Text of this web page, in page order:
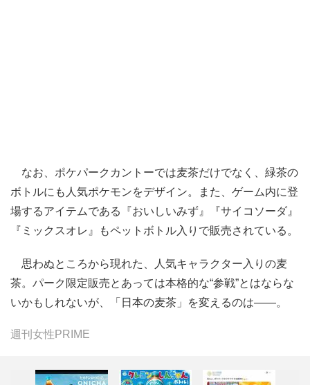
なお、ポケパークカントーでは麦茶だけでなく、緑茶の
ボトルにも人気ポケモンをデザイン。また、ゲーム内に登
場するアイテムである『おいしいみず』『サイコソーダ』
『ミックスオレ』もペットボトル入りで販売されている。
思わぬところから現れた、人気キャラクター入りの麦
茶。パーク限定販売とあっては本格的な“参戦”とはならな
いかもしれないが、「日本の麦茶」を変えるのは――。
週刊女性PRIME